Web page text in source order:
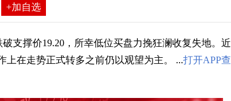
+加自选
支撑价19.20，所幸低位买盘力挽狂澜收复失地。近
上在走势正式转多之前仍以观望为主。 ...打开APP查